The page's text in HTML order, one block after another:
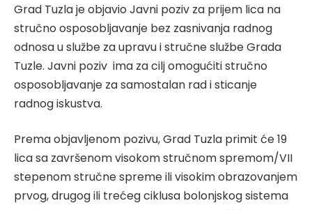
Grad Tuzla je objavio Javni poziv za prijem lica na
stručno osposobljavanje bez zasnivanja radnog
odnosa u službe za upravu i stručne službe Grada
Tuzle. Javni poziv ima za cilj omogućiti stručno
osposobljavanje za samostalan rad i sticanje
radnog iskustva.
Prema objavljenom pozivu, Grad Tuzla primit će 19
lica sa završenom visokom stručnom spremom/VII
stepenom stručne spreme ili visokim obrazovanjem
prvog, drugog ili trećeg ciklusa bolonjskog sistema